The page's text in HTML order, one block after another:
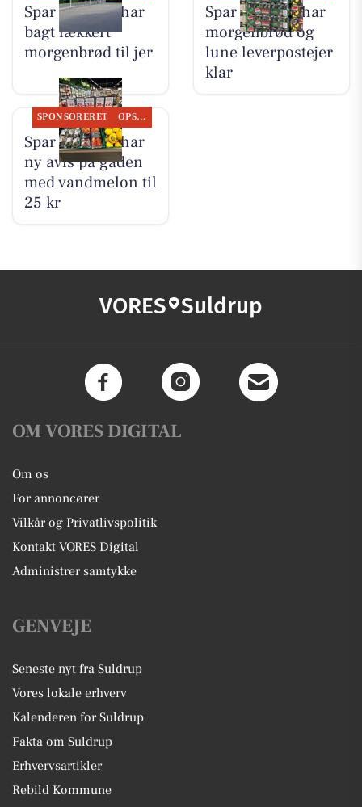
Spar Suldrup har
bagt lækkert
morgenbrød til jer
Spar Suldrup har
morgenbrød og
lune leverpostejer
klar
SPONSORERET OPSLAGSTAVLEN
Spar Suldrup har
ny avis på gaden
med vandmelon til
25 kr
VORES Suldrup
OM VORES DIGITAL
Om os
For annoncører
Vilkår og Privatlivspolitik
Kontakt VORES Digital
Administrer samtykke
GENVEJE
Seneste nyt fra Suldrup
Vores lokale erhverv
Kalenderen for Suldrup
Fakta om Suldrup
Erhvervsartikler
Rebild Kommune